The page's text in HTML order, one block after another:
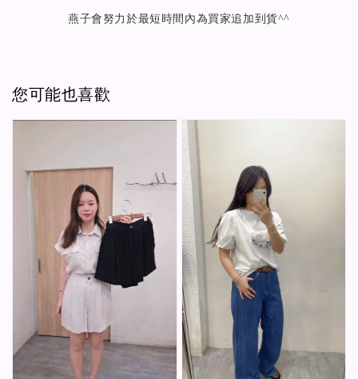
燕子會努力於最短時間內為買家追加到貨^^
您可能也喜歡